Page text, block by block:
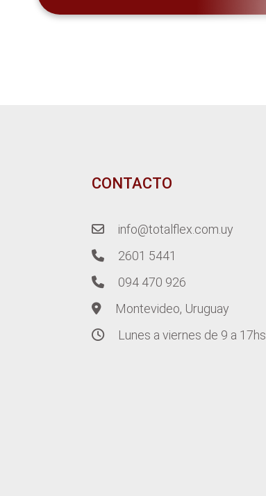
CONTACTO
info@totalflex.com.uy
2601 5441
094 470 926
Montevideo, Uruguay
Lunes a viernes de 9 a 17hs